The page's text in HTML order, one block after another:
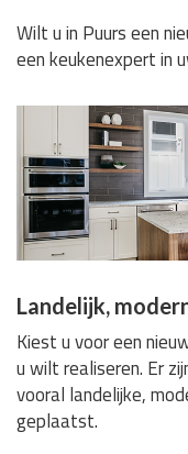
Wilt u in Puurs een
een keukenexpert in
Landelijk,
Kiest u voor een
u wilt realiseren. Er
vooral landelijke,
geplaatst.